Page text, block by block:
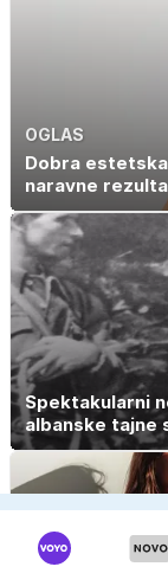
OGLAS
Dobra
naravne
Spektakularni
albanske tajne